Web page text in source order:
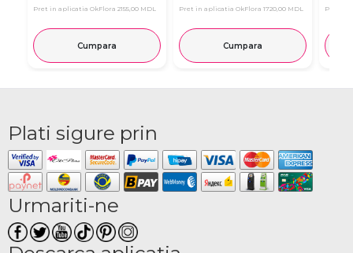
Pret in aplicatia OkFlora 2155,00 MDL
Cumpara
Pret in aplicatia OkFlora 1720,00 MDL
Cumpara
Pret in
Plati sigure prin
Urmariti-ne